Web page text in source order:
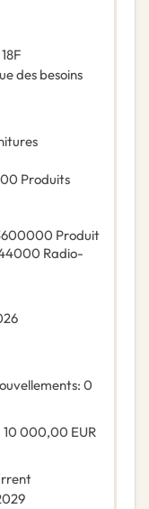
des besoins
Produits
Produit
Radio-
: 0
10 000,00 EUR